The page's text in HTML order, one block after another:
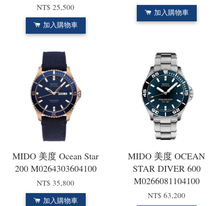
NT$ 25,500
加入購物車
加入購物車
MIDO 美度 Ocean Star
200 M0264303604100
NT$ 35,800
加入購物車
MIDO 美度 OCEAN
STAR DIVER 600
M0266081104100
NT$ 63,200